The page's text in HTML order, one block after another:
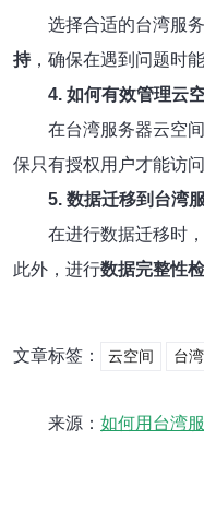
选择合适的台湾服
持，确保在遇到问题时
4. 如何有效管理云
在台湾服务器云空
保只有授权用户才能访
5. 数据迁移到台湾
在进行数据迁移时
此外，进行数据完整性
文章标签： 云空间 台
来源： 如何用台湾